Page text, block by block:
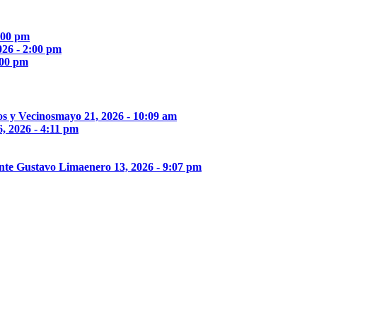
pm
- 2:00 pm
pm
y Vecinosmayo 21, 2026 - 10:09 am
2026 - 4:11 pm
Gustavo Limaenero 13, 2026 - 9:07 pm